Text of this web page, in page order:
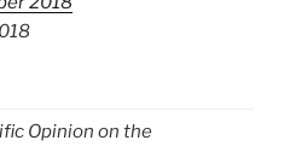
Opinion on the